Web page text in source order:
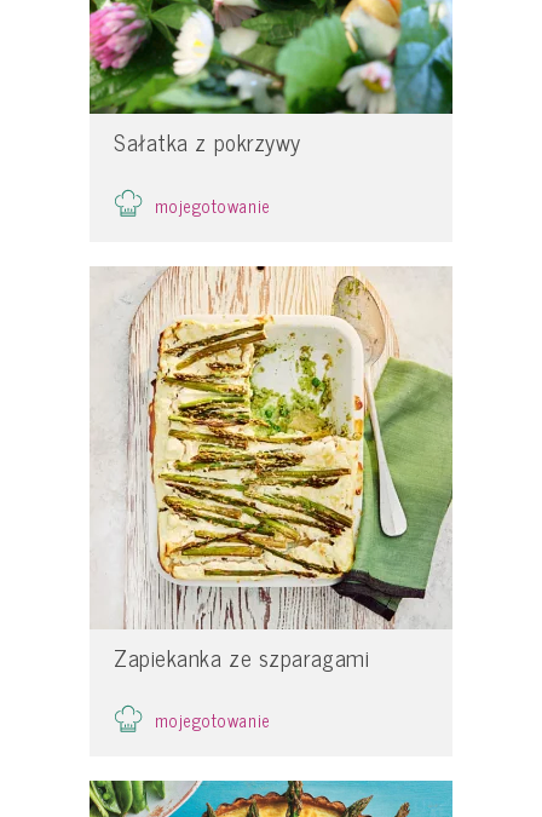
Sałatka z pokrzywy
mojegotowanie
Zapiekanka ze szparagami
mojegotowanie